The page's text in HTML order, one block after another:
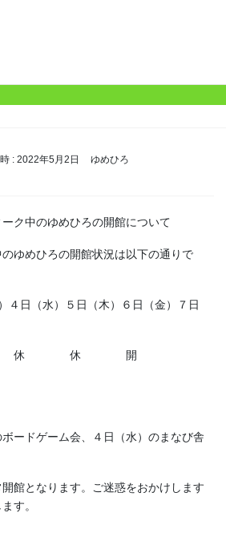
: 2022年5月2日 ゆめひろ
中のゆめひろの開館について
ゆめひろの開館状況は以下の通りで
４日（水）５日（木）６日（金）７日
休 休 開
ードゲーム会、４日（水）のまなび舎
館となります。ご迷惑をおかけします
す。